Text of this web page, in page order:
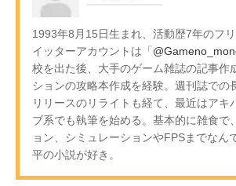
1993年8月15日生まれ、活動歴7年のフ
イッターアカウントは「
校を出た後、大手のゲーム雑誌の記事作
ションの攻略本作成を経験。週刊誌での
リリースのリライトも経て、最近はアキ
ブ系でも執筆を始める。基本的に雑食で
ョン、シミュレーションやFPSまでなん
平の小説が好き。